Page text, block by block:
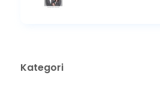
Kategori